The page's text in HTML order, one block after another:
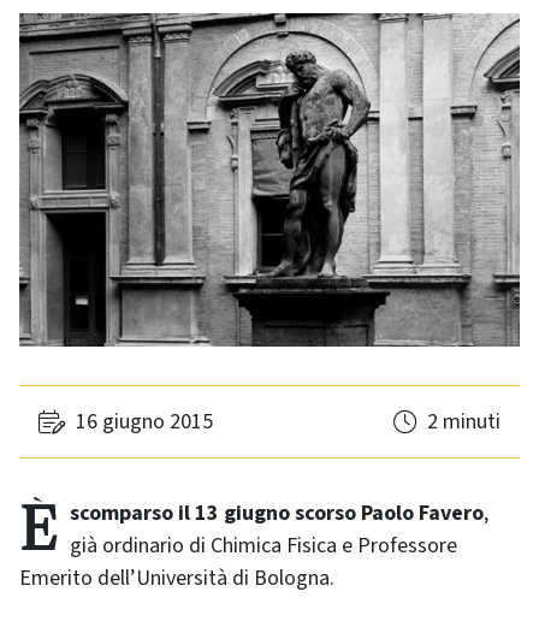
16 giugno 2015 2 minuti
È scomparso il 13 giugno scorso Paolo Favero,
già ordinario di Chimica Fisica e Professore
Emerito dell’Università di Bologna.